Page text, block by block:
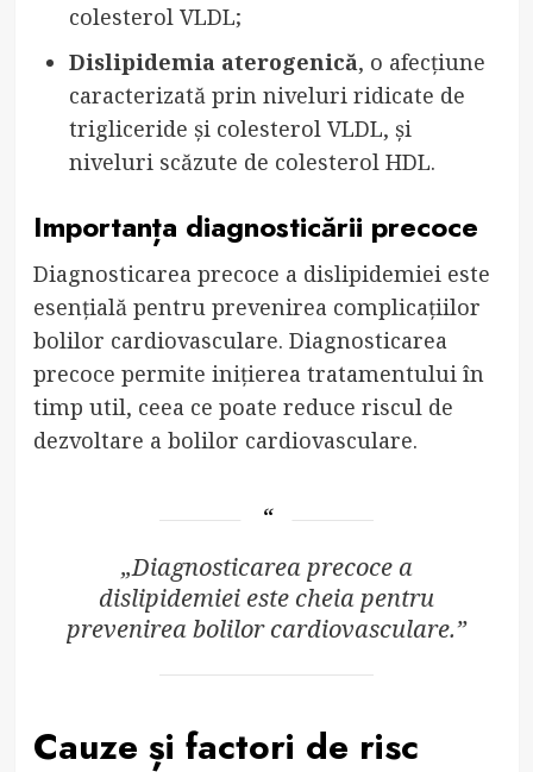
colesterol VLDL;
Dislipidemia aterogenică, o afecțiune
caracterizată prin niveluri ridicate de
trigliceride și colesterol VLDL, și
niveluri scăzute de colesterol HDL.
Importanța diagnosticării precoce
Diagnosticarea precoce a dislipidemiei este
esențială pentru prevenirea complicațiilor
bolilor cardiovasculare. Diagnosticarea
precoce permite inițierea tratamentului în
timp util, ceea ce poate reduce riscul de
dezvoltare a bolilor cardiovasculare.
„Diagnosticarea precoce a
dislipidemiei este cheia pentru
prevenirea bolilor cardiovasculare.”
Cauze și factori de risc